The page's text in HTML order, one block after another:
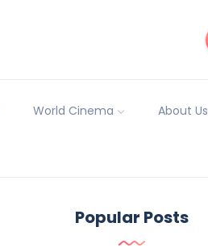
World Cinema About Us
Popular Posts